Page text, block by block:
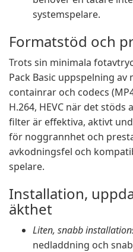
systemspelare.
Formatstöd och
Trots sin minimala
Pack Basic uppspelning
containrar och codecs
H.264, HEVC när det stöds
filter är effektiva, aktivt
för noggrannhet och
avkodningsfel och
spelare.
Installation,
äkthet
Liten, snabb
nedladdning och